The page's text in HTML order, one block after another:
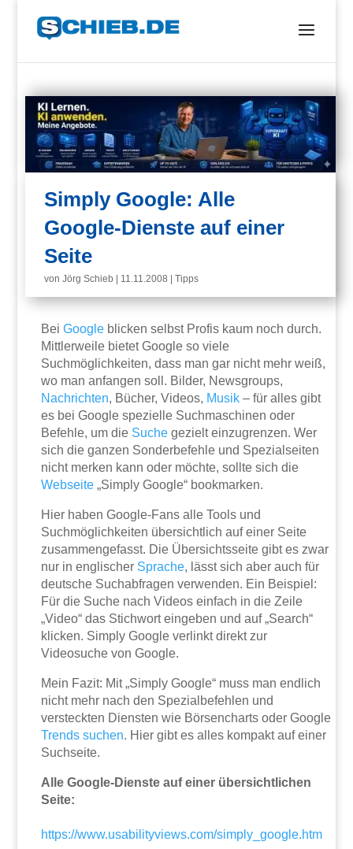
Simply Google: Alle
Google-Dienste auf einer
Seite
vonJörg Schieb 11.11.2008 |Tipps
BeiGoogle blicken selbst Profis kaum noch durch.
Mittlerweile bietet Google so viele
Suchmöglichkeiten, dass man gar nicht mehr weiß,
wo man anfangen soll. Bilder, Newsgroups,
Nachrichten, Bücher, Videos, Musik – für alles gibt
es bei Google spezielle Suchmaschinen oder
Befehle, um die Suche gezielt einzugrenzen. Wer
sich die ganzen Sonderbefehle und Spezialseiten
nicht merken kann oder möchte, sollte sich die
Webseite „Simply Google“ bookmarken.
Hier haben Google-Fans alle Tools und
Suchmöglichkeiten übersichtlich auf einer Seite
zusammengefasst. Die Übersichtsseite gibt es zwar
nur in englischer Sprache, lässt sich aber auch für
deutsche Suchabfragen verwenden. Ein Beispiel:
Für die Suche nach Videos einfach in die Zeile
„Video“ das Stichwort eingeben und auf „Search“
klicken. Simply Google verlinkt direkt zur
Videosuche von Google.
Mein Fazit: Mit „Simply Google“ muss man endlich
nicht mehr nach den Spezialbefehlen und
versteckten Diensten wie Börsencharts oder Google
Trends suchen. Hier gibt es alles kompakt auf einer
Suchseite.
Alle Google-Dienste auf einer übersichtlichen
Seite:
https://www.usabilityviews.com/simply_google.htm